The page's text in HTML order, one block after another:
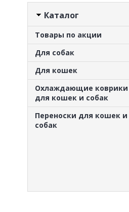
Каталог
Товары по акции
Для собак
Для кошек
Охлаждающие коврики
для кошек и собак
Переноски для кошек и
собак